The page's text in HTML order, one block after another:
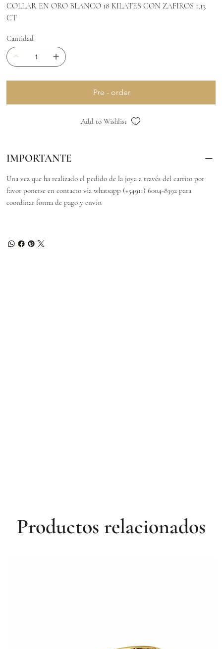
COLLAR EN ORO BLANCO 18 KILATES CON ZAFIROS 1,13
CT
Cantidad
Pre - order
Add to Wishlist
IMPORTANTE
Una vez que ha realizado el pedido de la joya a través del carrito por
favor ponerse en contacto via whatsapp (+54911) 6004-8392 para
coordinar forma de pago y envío.
Productos relacionados